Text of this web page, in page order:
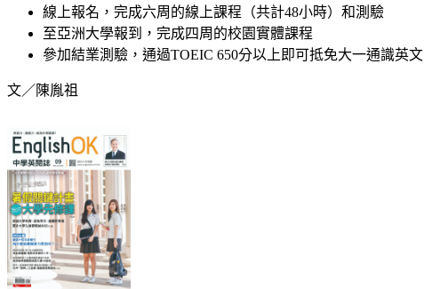
線上報名，完成六周的線上課程（共計48小時）和測驗
至亞洲大學報到，完成四周的校園實體課程
參加結業測驗，通過TOEIC 650分以上即可抵免大一通識英文
文／陳胤祖